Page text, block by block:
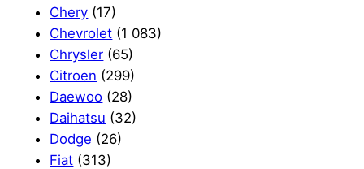
Chery (17)
Chevrolet (1 083)
Chrysler (65)
Citroen (299)
Daewoo (28)
Daihatsu (32)
Dodge (26)
Fiat (313)